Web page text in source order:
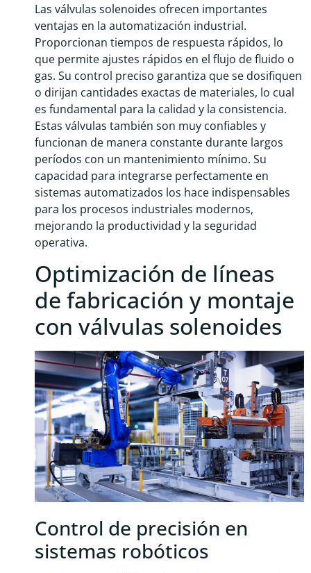
Las válvulas solenoides ofrecen importantes
ventajas en la automatización industrial.
Proporcionan tiempos de respuesta rápidos, lo
que permite ajustes rápidos en el flujo de fluido o
gas. Su control preciso garantiza que se dosifiquen
o dirijan cantidades exactas de materiales, lo cual
es fundamental para la calidad y la consistencia.
Estas válvulas también son muy confiables y
funcionan de manera constante durante largos
períodos con un mantenimiento mínimo. Su
capacidad para integrarse perfectamente en
sistemas automatizados los hace indispensables
para los procesos industriales modernos,
mejorando la productividad y la seguridad
operativa.
Optimización de líneas
de fabricación y montaje
con válvulas solenoides
Control de precisión en
sistemas robóticos